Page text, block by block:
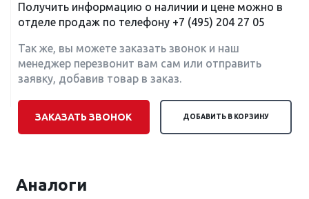
Получить информацию о наличии и цене можно в
отделе продаж по телефону +7 (495) 204 27 05
Так же, вы можете заказать звонок и наш
менеджер перезвонит вам сам или отправить
заявку, добавив товар в заказ.
ЗАКАЗАТЬ ЗВОНОК ДОБАВИТЬ В КОРЗИНУ
Аналоги